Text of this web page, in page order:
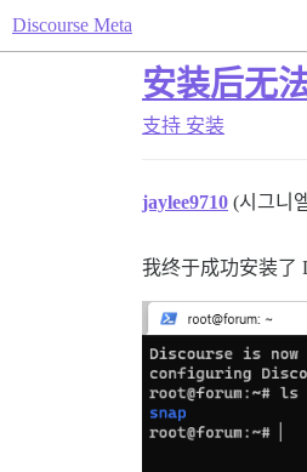
Discourse Meta
安装后无
支持 安装
jaylee9710 (시그니
我终于成功安装了